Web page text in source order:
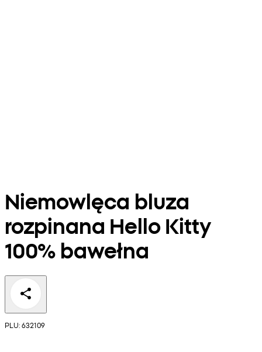
Niemowlęca bluza
rozpinana Hello Kitty
100% bawełna
PLU: 632109